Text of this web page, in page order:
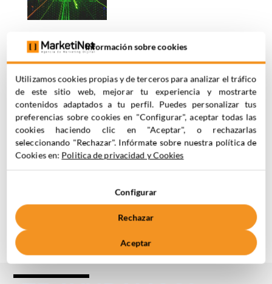
Estrategia
de Inbound
Marketing y
Marketing
Automation
con Pardot
| Interxion
Inbound Marketing,
Marketing
Información sobre cookies
Utilizamos cookies propias y de terceros para analizar el tráfico
de este sitio web, mejorar tu experiencia y mostrarte
contenidos adaptados a tu perfil. Puedes personalizar tus
preferencias sobre cookies en "Configurar", aceptar todas las
cookies haciendo clic en "Aceptar", o rechazarlas
seleccionando "Rechazar". Infórmate sobre nuestra política de
Cookies en: Politica de privacidad y Cookies
Configurar
Rechazar
Aceptar